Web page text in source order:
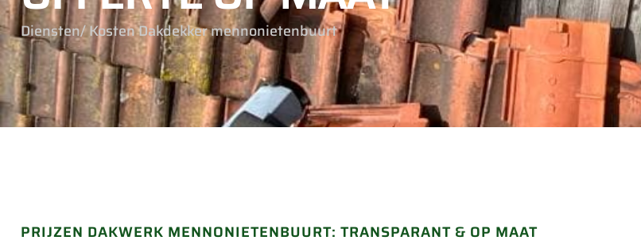
Diensten/ Kosten Dakdekker mennonietenbuurt
PRIJZEN DAKWERK MENNONIETENBUURT: TRANSPARANT & OP MAAT